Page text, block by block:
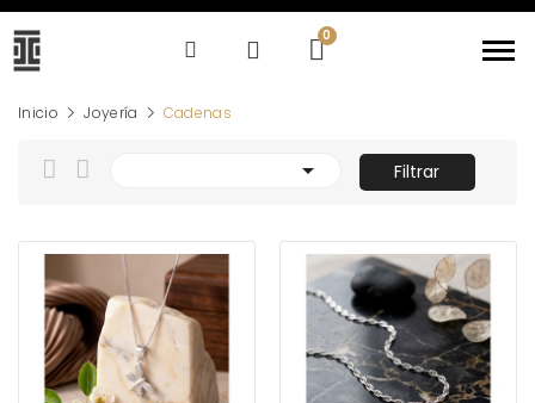
Inicio Joyería Cadenas
 Filtrar